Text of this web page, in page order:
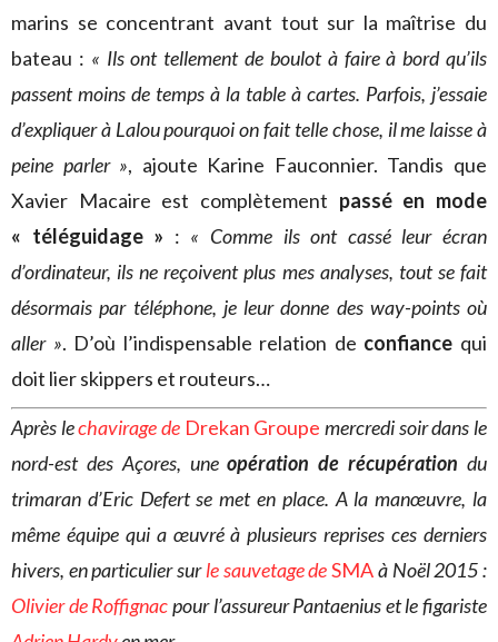
marins se concentrant avant tout sur la maîtrise du
bateau : « Ils ont tellement de boulot à faire à bord qu’ils
passent moins de temps à la table à cartes. Parfois, j’essaie
d’expliquer à Lalou pourquoi on fait telle chose, il me laisse à
peine parler », ajoute Karine Fauconnier. Tandis que
Xavier Macaire est complètement passé en mode
« téléguidage » : « Comme ils ont cassé leur écran
d’ordinateur, ils ne reçoivent plus mes analyses, tout se fait
désormais par téléphone, je leur donne des way-points où
aller ». D’où l’indispensable relation de confiance qui
doit lier skippers et routeurs…
Après lechavirage de Drekan Groupe mercredi soir dans le
nord-est des Açores, uneopération de récupération du
trimaran d’Eric Defert se met en place. A la manœuvre, la
même équipe qui a œuvré à plusieurs reprises ces derniers
hivers, en particulier surle sauvetage deSMAà Noël 2015 :
Olivier de Roffignacpour l’assureur Pantaenius et le figariste